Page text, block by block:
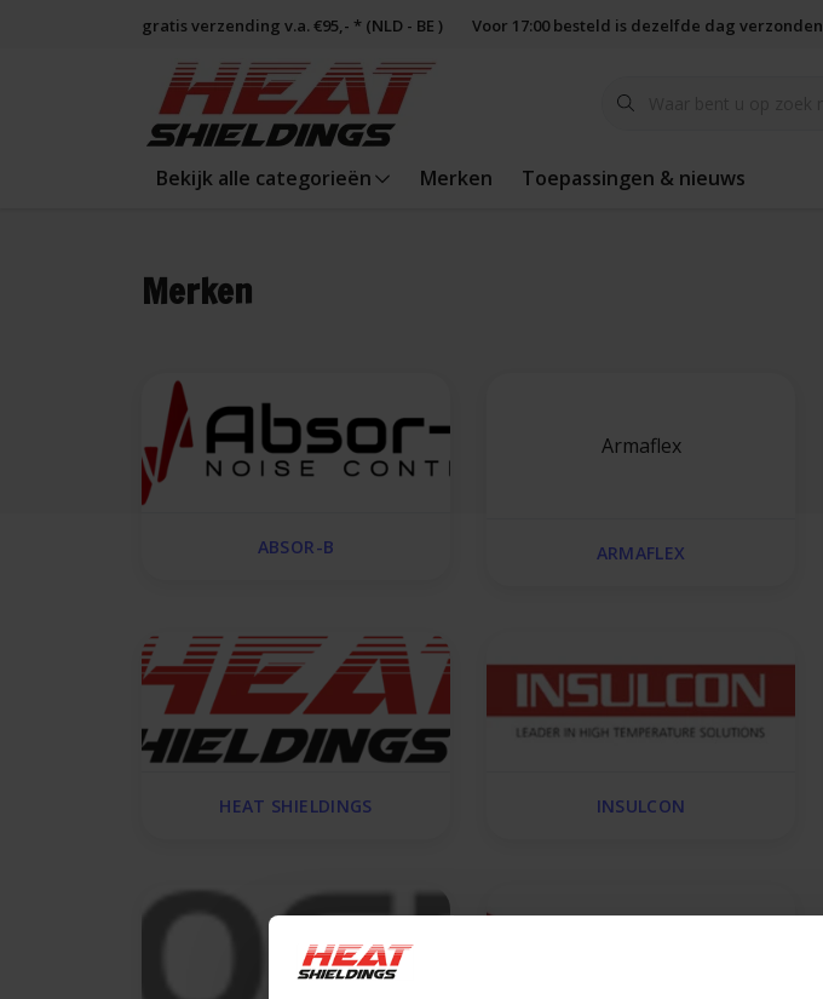
gratis verzending v.a. €95,- * (NLD - BE ) Voor 17:00 besteld is dezelfde dag verzonden
Bekijk alle categorieën Merken Toepassingen & nieuws
Merken
ABSOR-B
Armaflex
ARMAFLEX
HEAT SHIELDINGS INSULCON